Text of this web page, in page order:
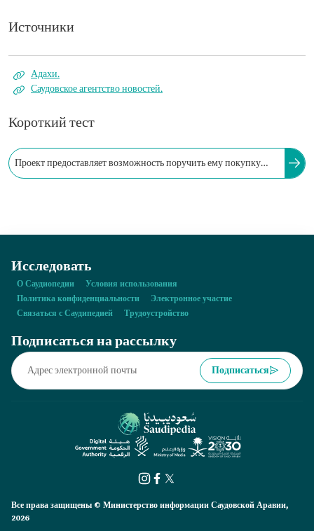
Источники
Адахи.
Саудовское агентство новостей.
Короткий тест
Проект предоставляет возможность поручить ему покупку
Исследовать
О Саудиопедии
Условия использования
Политика конфиденциальности
Электронное участие
Связаться с Саудипедией
Трудоустройство
Подписаться на рассылку
Подписаться
Все права защищены © Министерство информации Саудовской Аравии,
2026